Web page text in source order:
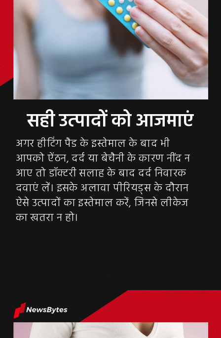
सही उत्पादों को आजमाएं
अगर हीटिंग पैड के इस्तेमाल के बाद भी
आपको ऐंठन, दर्द या बेचैनी के कारण नींद न
आए तो डॉक्टरी सलाह के बाद दर्द निवारक
दवाएं लें। इसके अलावा पीरियड्स के दौरान
ऐसे उत्पादों का इस्तेमाल करें, जिनसे लीकेज